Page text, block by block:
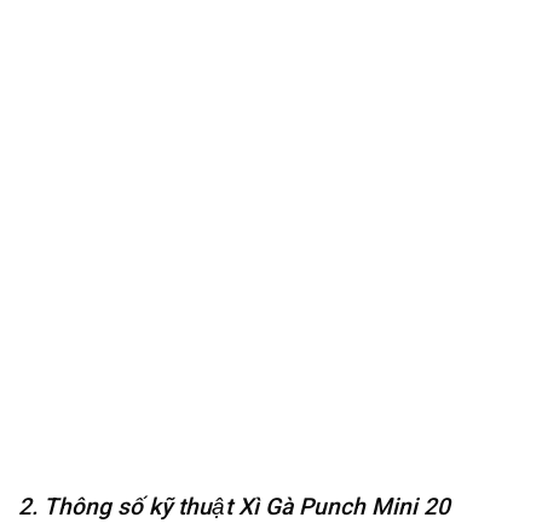
2. Thông số kỹ thuật Xì Gà Punch Mini 20